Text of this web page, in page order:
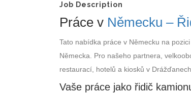
Job Description
Práce v Německu –
Tato nabídka práce v Německu na
Německa. Pro našeho partnera,
restaurací, hotelů a kiosků v
Vaše práce jako řidič